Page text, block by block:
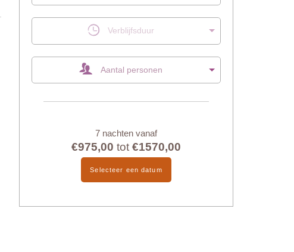
Verblijfsduur
Aantal personen
7 nachten vanaf
€975,00 tot €1570,00
Selecteer een datum